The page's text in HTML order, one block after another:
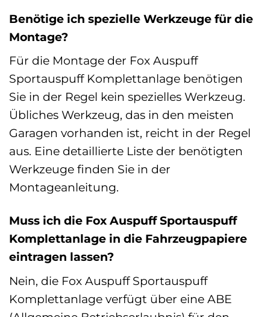
Benötige ich spezielle Werkzeuge für die
Montage?
Für die Montage der Fox Auspuff
Sportauspuff Komplettanlage benötigen
Sie in der Regel kein spezielles Werkzeug.
Übliches Werkzeug, das in den meisten
Garagen vorhanden ist, reicht in der Regel
aus. Eine detaillierte Liste der benötigten
Werkzeuge finden Sie in der
Montageanleitung.
Muss ich die Fox Auspuff Sportauspuff
Komplettanlage in die Fahrzeugpapiere
eintragen lassen?
Nein, die Fox Auspuff Sportauspuff
Komplettanlage verfügt über eine ABE